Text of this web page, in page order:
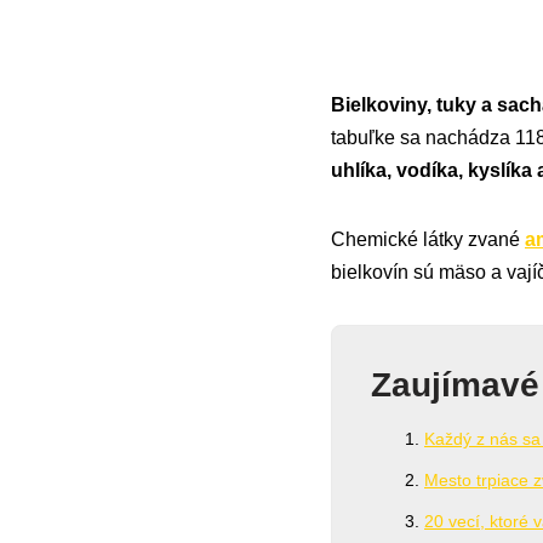
Bielkoviny, tuky a
tabuľke sa nachádza
uhlíka, vodíka, kyslíka
Chemické látky zvané
bielkovín sú mäso a
Každý z nás
Mesto trpiace
20 vecí, ktoré